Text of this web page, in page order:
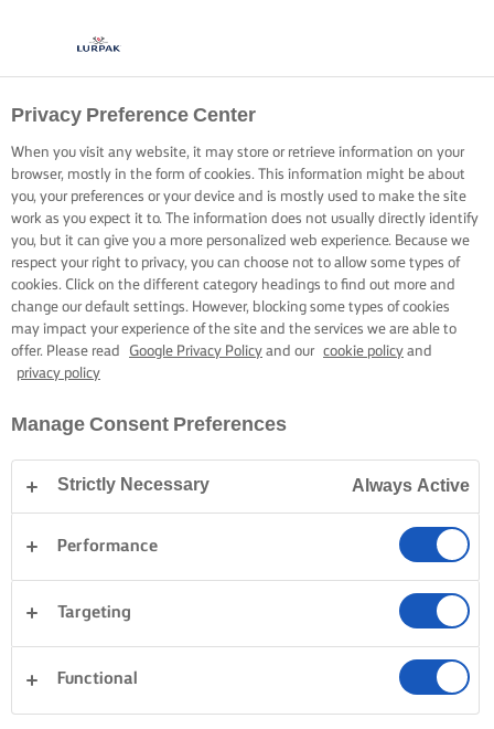
Privacy Preference Center
When you visit any website, it may store or retrieve information on your
browser, mostly in the form of cookies. This information might be about
you, your preferences or your device and is mostly used to make the site
work as you expect it to. The information does not usually directly identify
you, but it can give you a more personalized web experience. Because we
respect your right to privacy, you can choose not to allow some types of
cookies. Click on the different category headings to find out more and
change our default settings. However, blocking some types of cookies
may impact your experience of the site and the services we are able to
offer. Please read
Google Privacy Policy and our cookie policy and
privacy policy
Manage Consent Preferences
Strictly Necessary Always Active
Performance
Targeting
Functional